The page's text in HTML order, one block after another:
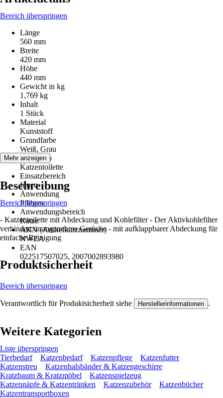
Bereich überspringen
Länge
560 mm
Breite
420 mm
Höhe
440 mm
Gewicht in kg
1,769 kg
Inhalt
1 Stück
Material
Kunststoff
Grundfarbe
Weiß, Grau
Artikeltyp
Katzentoilette
Einsatzbereich
Innen
Anwendung
Pflegen
Anwendungsbereich
Katze
AKN (Artikelkurznummer)
NWEA
EAN
022517507025, 2007002893980
Mehr anzeigen
Beschreibung
Bereich überspringen
- Katzentoilette mit Abdeckung und Kohlefilter - Der Aktivkohlefilter
verhindert unangenehme Gerüche - mit aufklappbarer Abdeckung für
einfache Reinigung
Produktsicherheit
Bereich überspringen
Verantwortlich für Produktsicherheit siehe Herstellerinformationen .
Weitere Kategorien
Liste überspringen
Tierbedarf
Katzenbedarf Katzenpflege
Katzenfutter
Katzenstreu
Katzenhalsbänder & Katzengeschirre
Kratzbaum & Kratzmöbel
Katzenspielzeug
Katzennäpfe & Katzentränken
Katzenzubehör
Katzenbücher
Katzentransportboxen